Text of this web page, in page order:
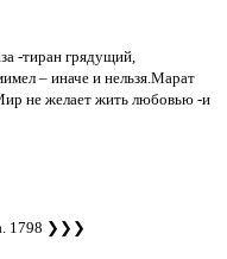
-тиран грядущий,
– иначе и нельзя.Марат
не желает жить любовью -и
1798 ❯❯❯